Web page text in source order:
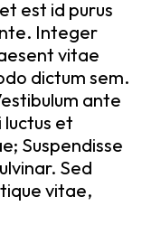
est id purus
Integer
vitae
dictum sem.
ante
luctus et
Suspendisse
Sed
vitae,